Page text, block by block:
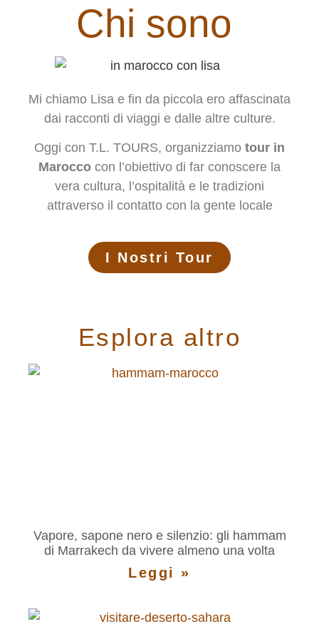
Chi sono
Mi chiamo Lisa e fin da piccola ero affascinata
dai racconti di viaggi e dalle altre culture.
Oggi con T.L. TOURS, organizziamo tour in
Marocco con l’obiettivo di far conoscere la
vera cultura, l’ospitalità e le tradizioni
attraverso il contatto con la gente locale
I Nostri Tour
Esplora altro
Vapore, sapone nero e silenzio: gli hammam
di Marrakech da vivere almeno una volta
Leggi »